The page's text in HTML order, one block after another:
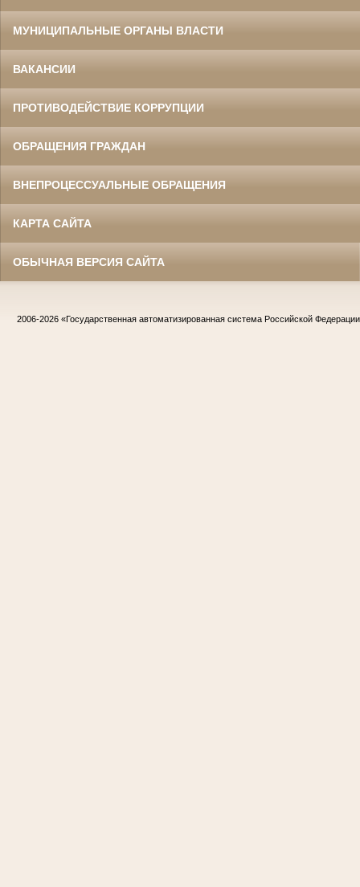
МУНИЦИПАЛЬНЫЕ ОРГАНЫ ВЛАСТИ
ВАКАНСИИ
ПРОТИВОДЕЙСТВИЕ КОРРУПЦИИ
ОБРАЩЕНИЯ ГРАЖДАН
ВНЕПРОЦЕССУАЛЬНЫЕ ОБРАЩЕНИЯ
КАРТА САЙТА
ОБЫЧНАЯ ВЕРСИЯ САЙТА
2006-2026 «Государственная автоматизированная система Российской